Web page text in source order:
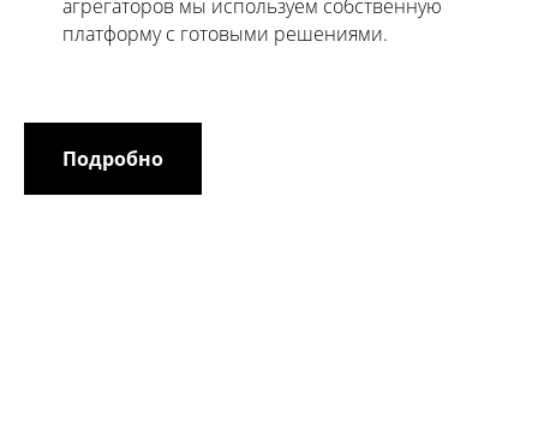
агрегаторов мы используем собственную
платформу с готовыми решениями.
Подробно